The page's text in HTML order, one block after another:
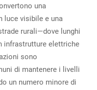
una
luce visibile e una
rurali—dove lunghi
infrastrutture elettriche
sono
di mantenere i livelli
un numero minore di